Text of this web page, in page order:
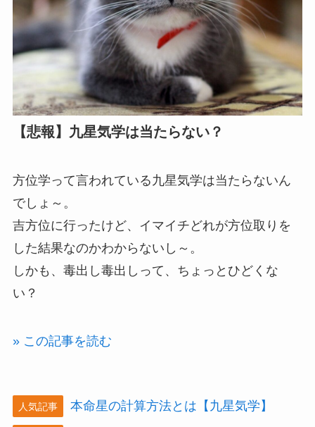
【悲報】九星気学は当たらない？
方位学って言われている九星気学は当たらないん
でしょ～。
吉方位に行ったけど、イマイチどれが方位取りを
した結果なのかわからないし～。
しかも、毒出し毒出しって、ちょっとひどくな
い？
» この記事を読む
人気記事 本命星の計算方法とは【九星気学】